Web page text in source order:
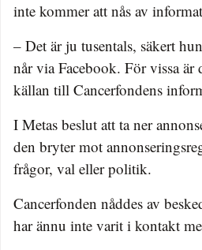
inte kommer att nås av
– Det är ju tusentals, säkert
når via Facebook. För vissa är
källan till Cancerfondens
I Metas beslut att ta ner
den bryter mot
frågor, val eller politik.
Cancerfonden nåddes av
har ännu inte varit i kontakt